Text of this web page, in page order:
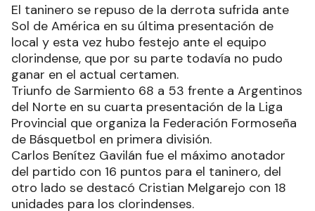
El taninero se repuso de la derrota sufrida ante
Sol de América en su última presentación de
local y esta vez hubo festejo ante el equipo
clorindense, que por su parte todavía no pudo
ganar en el actual certamen.
Triunfo de Sarmiento 68 a 53 frente a Argentinos
del Norte en su cuarta presentación de la Liga
Provincial que organiza la Federación Formoseña
de Básquetbol en primera división.
Carlos Benítez Gavilán fue el máximo anotador
del partido con 16 puntos para el taninero, del
otro lado se destacó Cristian Melgarejo con 18
unidades para los clorindenses.